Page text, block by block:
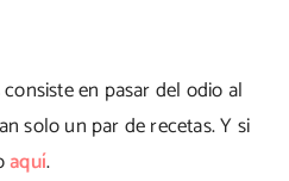
en pasar del odio al
solo un par de recetas. Y si
aquí.